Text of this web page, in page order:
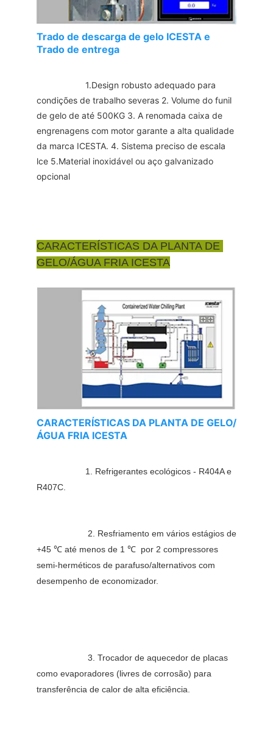
Trado de descarga de gelo ICESTA e
Trado de entrega
1.Design robusto adequado para
condições de trabalho severas 2. Volume do funil
de gelo de até 500KG 3. A renomada caixa de
engrenagens com motor garante a alta qualidade
da marca ICESTA. 4. Sistema preciso de escala
lce 5.Material inoxidável ou aço galvanizado
opcional
CARACTERÍSTICAS DA PLANTA DE
GELO/ÁGUA FRIA ICESTA
CARACTERÍSTICAS DA PLANTA DE GELO/
ÁGUA FRIA ICESTA
1. Refrigerantes ecológicos - R404A e
R407C.
2. Resfriamento em vários estágios de
+45 ℃ até menos de 1 ℃ por 2 compressores
semi-herméticos de parafuso/alternativos com
desempenho de economizador.
3. Trocador de aquecedor de placas
como evaporadores (livres de corrosão) para
transferência de calor de alta eficiência.